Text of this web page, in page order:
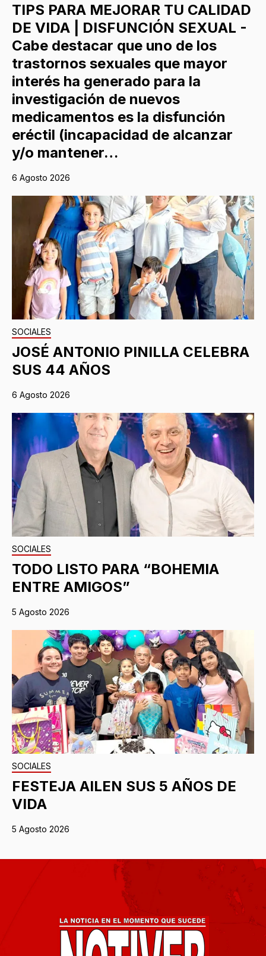
TIPS PARA MEJORAR TU CALIDAD
DE VIDA | DISFUNCIÓN SEXUAL -
Cabe destacar que uno de los
trastornos sexuales que mayor
interés ha generado para la
investigación de nuevos
medicamentos es la disfunción
eréctil (incapacidad de alcanzar
y/o mantener…
6 Agosto 2026
SOCIALES
JOSÉ ANTONIO PINILLA CELEBRA
SUS 44 AÑOS
6 Agosto 2026
SOCIALES
TODO LISTO PARA “BOHEMIA
ENTRE AMIGOS”
5 Agosto 2026
SOCIALES
FESTEJA AILEN SUS 5 AÑOS DE
VIDA
5 Agosto 2026